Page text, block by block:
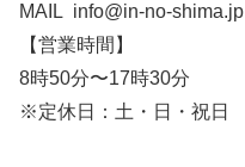
MAIL info@in-no-shima.jp
【営業時間】
8時50分〜17時30分
※定休日：土・日・祝日